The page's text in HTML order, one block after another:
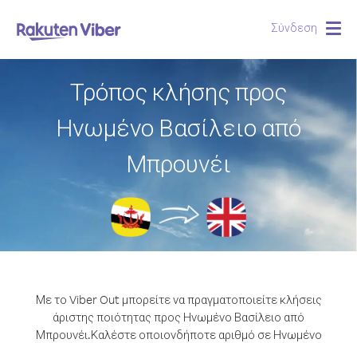
Σύνδεση
Τρόπος κλήσης προς
Ηνωμένο Βασίλειο από
Μπρουνέι
Με το Viber Out μπορείτε να πραγματοποιείτε κλήσεις
άριστης ποιότητας προς Ηνωμένο Βασίλειο από
Μπρουνέι.Καλέστε οποιονδήποτε αριθμό σε Ηνωμένο